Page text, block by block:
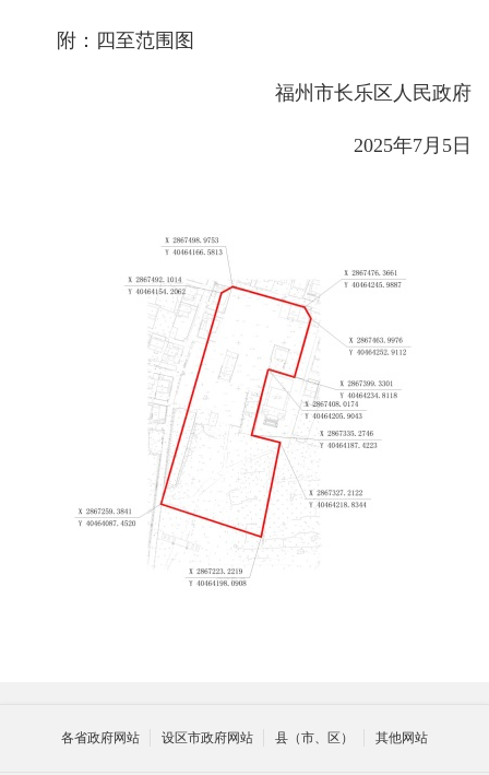
附：四至范围图
福州市长乐区人民政府
2025年7月5日
各省政府网站 设区市政府网站 县（市、区） 其他网站